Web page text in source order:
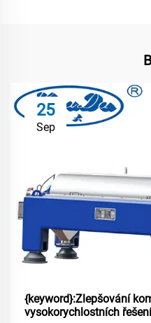
25
Sep
{keyword}:Zlepšování
vysokorychlostních